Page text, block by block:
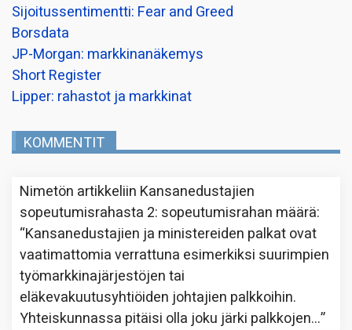
Sijoitussentimentti: Fear and Greed
Borsdata
JP-Morgan: markkinanäkemys
Short Register
Lipper: rahastot ja markkinat
KOMMENTIT
Nimetön artikkeliin Kansanedustajien
sopeutumisrahasta 2: sopeutumisrahan määrä:
“Kansanedustajien ja ministereiden palkat ovat
vaatimattomia verrattuna esimerkiksi suurimpien
työmarkkinajärjestöjen tai
eläkevakuutusyhtiöiden johtajien palkkoihin.
Yhteiskunnassa pitäisi olla joku järki palkkojen…”